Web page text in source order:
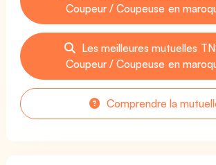
Coupeur / Coupeuse en
Les meilleures mutuelles
Coupeur / Coupeuse en
Comprendre la